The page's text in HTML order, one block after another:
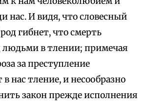
нас. И видя, что словесный
гибнет, что смерть
людьми в тлении; примечая
за преступление
нас тление, и несообразно
закон прежде исполнения